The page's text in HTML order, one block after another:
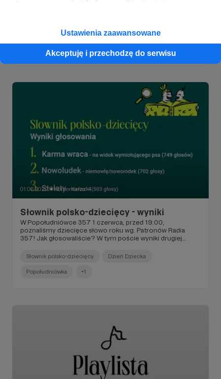
Ustawienia zaawansowane
Akceptuję i przechodzę do serwisu
publiczności Grzegorz Sajór prowadził rozmowę z Anną
Dymną. W najbliższy czwartek kolejne takie spotkanie -
tym razem w Gdańsku! Uwaga: spotkanie będzie nieco
wcześniej, choć jego emisja o stałej porze.
Korzenie i skrzydła Grzegorz Sajór
01.06.2022 ● Komentarze: 4
Słownik polsko-dziecięcy - wyniki
W Popołudniówce 357 1 czerwca, przed 19:00,
poznaliśmy dziecięce słowo roku wg. Patronów Radia
357! Jak głosowaliście? W tym poście wyniki drugiej
Słownik polsko-dziecięcy Dzień Dziecka
Popołudniówka +1